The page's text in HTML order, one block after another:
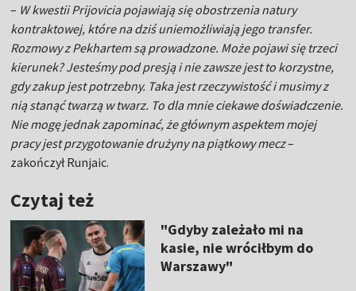
– W kwestii Prijovicia pojawiają się obostrzenia natury
kontraktowej, które na dziś uniemożliwiają jego transfer.
Rozmowy z Pekhartem są prowadzone. Może pojawi się trzeci
kierunek? Jesteśmy pod presją i nie zawsze jest to korzystne,
gdy zakup jest potrzebny. Taka jest rzeczywistość i musimy z
nią stanąć twarzą w twarz. To dla mnie ciekawe doświadczenie.
Nie mogę jednak zapominać, że głównym aspektem mojej
pracy jest przygotowanie drużyny na piątkowy mecz–
zakończył Runjaic.
Czytaj też
"Gdyby zależało mi na
kasie, nie wróciłbym do
Warszawy"